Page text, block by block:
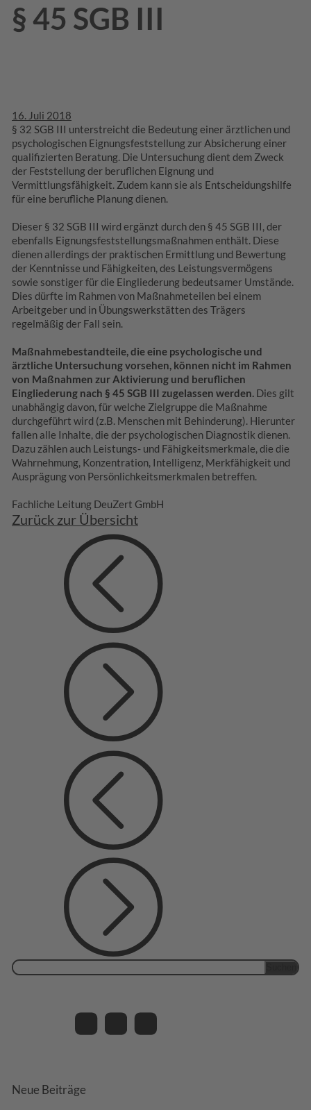
§ 45 SGB III
16. Juli 2018
§ 32 SGB III unterstreicht die Bedeutung einer ärztlichen und
psychologischen Eignungsfeststellung zur Absicherung einer
qualifizierten Beratung. Die Untersuchung dient dem Zweck
der Feststellung der beruflichen Eignung und
Vermittlungsfähigkeit. Zudem kann sie als Entscheidungshilfe
für eine berufliche Planung dienen.
Dieser § 32 SGB III wird ergänzt durch den § 45 SGB III, der
ebenfalls Eignungsfeststellungsmaßnahmen enthält. Diese
dienen allerdings der praktischen Ermittlung und Bewertung
der Kenntnisse und Fähigkeiten, des Leistungsvermögens
sowie sonstiger für die Eingliederung bedeutsamer Umstände.
Dies dürfte im Rahmen von Maßnahmeteilen bei einem
Arbeitgeber und in Übungswerkstätten des Trägers
regelmäßig der Fall sein.
Maßnahmebestandteile, die eine psychologische und
ärztliche Untersuchung vorsehen, können nicht im Rahmen
von Maßnahmen zur Aktivierung und beruflichen
Eingliederung nach § 45 SGB III zugelassen werden. Dies gilt
unabhängig davon, für welche Zielgruppe die Maßnahme
durchgeführt wird (z.B. Menschen mit Behinderung). Hierunter
fallen alle Inhalte, die der psychologischen Diagnostik dienen.
Dazu zählen auch Leistungs- und Fähigkeitsmerkmale, die die
Wahrnehmung, Konzentration, Intelligenz, Merkfähigkeit und
Ausprägung von Persönlichkeitsmerkmalen betreffen.
Fachliche Leitung DeuZert GmbH
Zurück zur Übersicht
Suchen
Neue Beiträge